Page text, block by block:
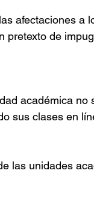
afectaciones a
pretexto de
académica no
sus clases en
las unidades